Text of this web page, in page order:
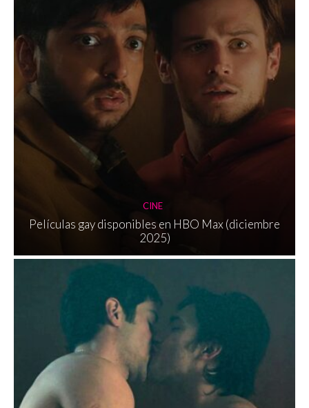
CINE
Películas gay disponibles en HBO Max (diciembre
2025)